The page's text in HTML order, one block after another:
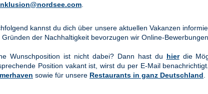
kannst du dich über unsere aktuellen Vakanzen
Gründen der Nachhaltigkeit bevorzugen wir Online-
Wunschposition ist nicht dabei? Dann hast du hierdie
Position vakant ist, wirst du per E-Mail
sowie für unsere Restaurants in ganz Deutschland